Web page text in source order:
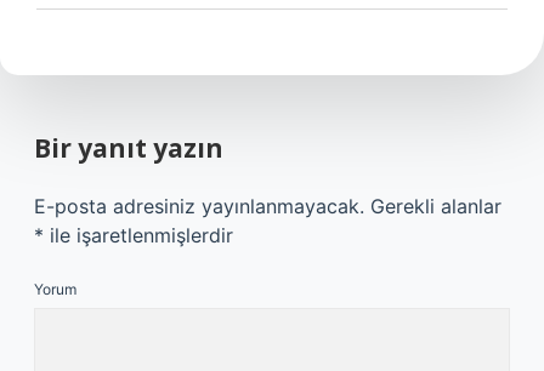
Bir yanıt yazın
E-posta adresiniz yayınlanmayacak. Gerekli alanlar
* ile işaretlenmişlerdir
Yorum